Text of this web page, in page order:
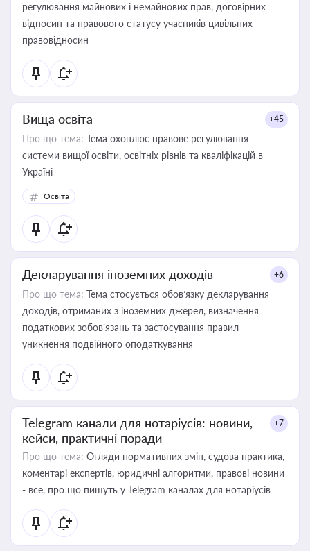
регулювання майнових і немайнових прав, договірних
відносин та правового статусу учасників цивільних
правовідносин
Вища освіта +45
Про що тема: Тема охоплює правове регулювання
системи вищої освіти, освітніх рівнів та кваліфікацій в
Україні
Освіта
Декларування іноземних доходів +6
Про що тема: Тема стосується обов’язку декларування
доходів, отриманих з іноземних джерел, визначення
податкових зобов’язань та застосування правил
уникнення подвійного оподаткування
Telegram канали для нотаріусів: новини,
кейси, практичні поради
+7
Про що тема: Огляди нормативних змін, судова практика,
коментарі експертів, юридичні алгоритми, правові новини
- все, про що пишуть у Telegram каналах для нотаріусів